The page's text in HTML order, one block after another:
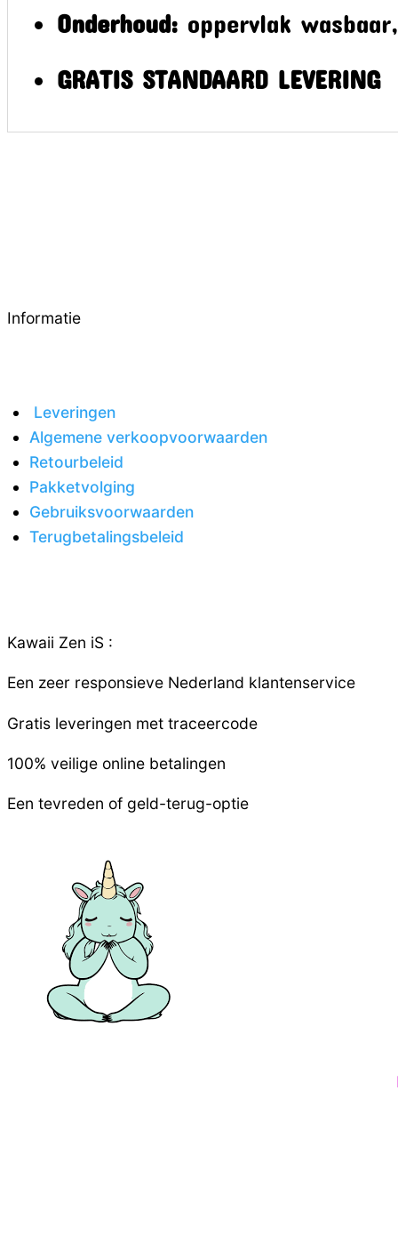
Onderhoud: oppervlak
GRATIS STANDAARD LEVERING
Informatie
Leveringen
Algemene verkoopvoorwaarden
Retourbeleid
Pakketvolging
Gebruiksvoorwaarden
Terugbetalingsbeleid
Kawaii Zen iS :
Een zeer responsieve Nederland klantenservice
Gratis leveringen met traceercode
100% veilige online betalingen
Een tevreden of geld-terug-optie